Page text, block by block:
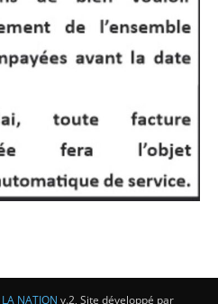
LA NATION v.2, Site développé par